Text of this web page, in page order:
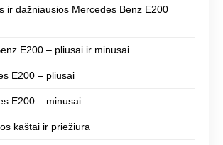
ir dažniausios Mercedes Benz E200
E200 – pliusai ir minusai
E200 – pliusai
E200 – minusai
kaštai ir priežiūra